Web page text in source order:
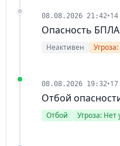
08.08.2026 21:42•
Опасность БПЛА
Неактивен
08.08.2026 19:32•
Отбой
Отбой Угроза: Нет